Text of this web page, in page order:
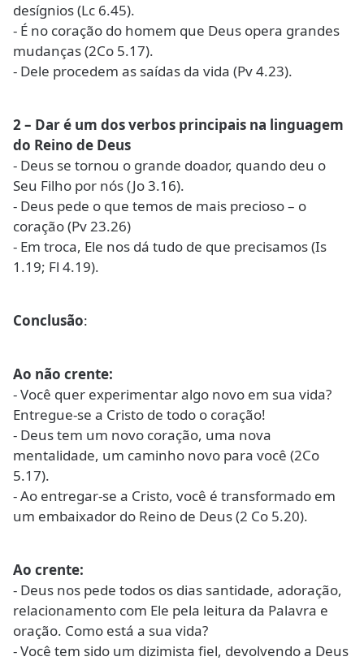
desígnios (Lc 6.45).
- É no coração do homem que Deus opera grandes
mudanças (2Co 5.17).
- Dele procedem as saídas da vida (Pv 4.23).
2 – Dar é um dos verbos principais na linguagem
do Reino de Deus
- Deus se tornou o grande doador, quando deu o
Seu Filho por nós (Jo 3.16).
- Deus pede o que temos de mais precioso – o
coração (Pv 23.26)
- Em troca, Ele nos dá tudo de que precisamos (Is
1.19; Fl 4.19).
Conclusão:
Ao não crente:
- Você quer experimentar algo novo em sua vida?
Entregue-se a Cristo de todo o coração!
- Deus tem um novo coração, uma nova
mentalidade, um caminho novo para você (2Co
5.17).
- Ao entregar-se a Cristo, você é transformado em
um embaixador do Reino de Deus (2 Co 5.20).
Ao crente:
- Deus nos pede todos os dias santidade, adoração,
relacionamento com Ele pela leitura da Palavra e
oração. Como está a sua vida?
- Você tem sido um dizimista fiel, devolvendo a Deus